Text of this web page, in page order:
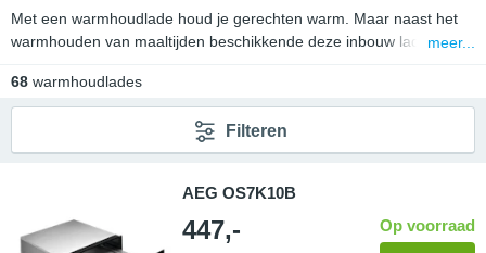
Met een warmhoudlade houd je gerechten warm. Maar naast het
warmhouden van maaltijden beschikkende deze inbouw laden vaak
het voorverwarmen van borden en servies, geleidelijk ontdooien en
langzaam garen van vlees. Ontdek onze warmhoudladen van
merken als Siemens, Bosch, Bauknecht en Betazonni. Koop jouw
nieuwe warmtelade hier voor de laagste prijs.
meer...
68 warmhoudlades
Filteren
AEG OS7K10B
447,- Op voorraad